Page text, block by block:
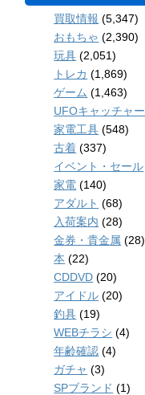
買取情報 (5,347)
おもちゃ (2,390)
玩具 (2,051)
トレカ (1,869)
ゲーム (1,463)
UFOキャッチャー
家電工具 (548)
古着 (337)
イベント・セール
家電 (140)
アダルト (68)
入荷案内 (28)
金券・貴金属 (28)
本 (22)
CDDVD (20)
アイドル (20)
釣具 (19)
WEBチラシ (4)
年齢確認 (4)
ガチャ (3)
SPブランド (1)